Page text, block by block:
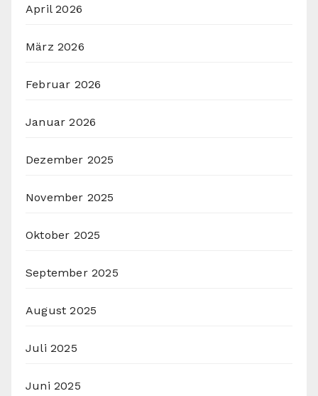
April 2026
März 2026
Februar 2026
Januar 2026
Dezember 2025
November 2025
Oktober 2025
September 2025
August 2025
Juli 2025
Juni 2025